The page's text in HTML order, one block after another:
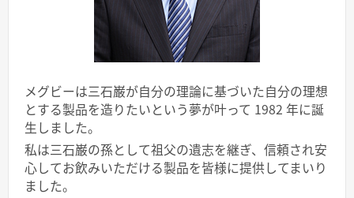
メグビーは三石巌が自分の理論に基づいた自分の理想
とする製品を造りたいという夢が叶って 1982 年に誕
生しました。
私は三石巌の孫として祖父の遺志を継ぎ、信頼され安
心してお飲みいただける製品を皆様に提供してまいり
ました。